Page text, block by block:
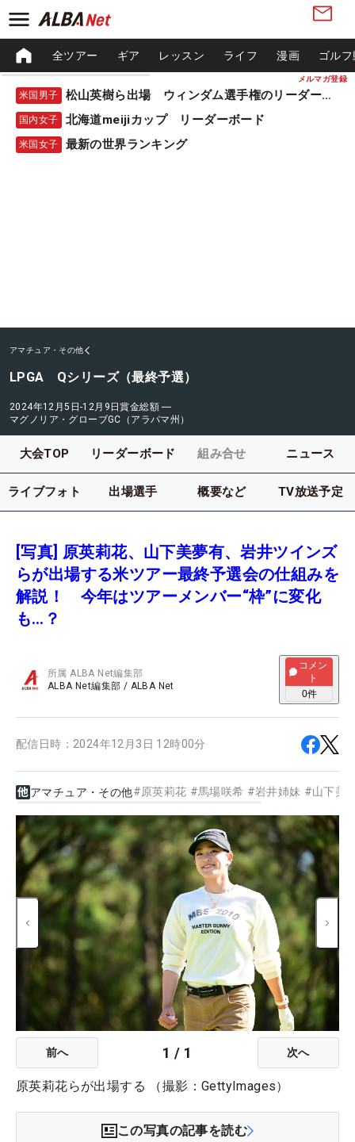
メルマガ登録
全ツアー ギア レッスン ライフ 漫画 ゴル
米国男子 松山英樹ら出場 ウィンダム選手権のリーダーボード
国内女子 北海道meijiカップ リーダーボード
米国女子 最新の世界ランキング
アマチュア・その他
LPGA Qシリーズ（最終予選）
2024年12月5日-12月9日賞金総額 ―
マグノリア・グローブGC（アラバマ州）
大会TOP リーダーボード 組み合せ ニュース
ライブフォト 出場選手 概要など TV放送予定
[写真] 原英莉花、山下美夢有、岩井ツインズ
らが出場する米ツアー最終予選会の仕組みを
解説！ 今年はツアーメンバー“枠”に変化
も…？
所属ALBA Net編集部
ALBA Net編集部 / ALBA Net
コメン
ト
0件
配信日時： 2024年12月3日 12時00分
アマチュア・その他#原英莉花 #馬場咲希 #岩井姉妹 #山下美
前へ 1 / 1 次へ
原英莉花らが出場する （撮影：GettyImages）
この写真の記事を読む